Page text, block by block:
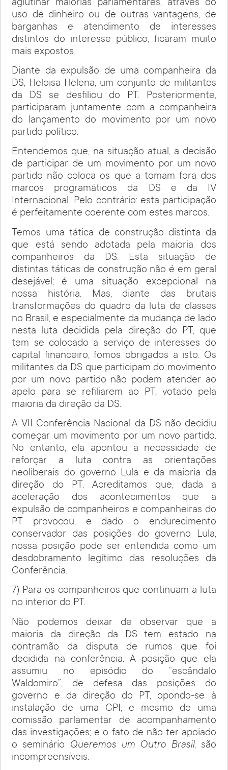
aglutinar maiorias parlamentares, através do
uso de dinheiro ou de outras vantagens, de
barganhas e atendimento de interesses
distintos do interesse público, ficaram muito
mais expostos.
Diante da expulsão de uma companheira da
DS, Heloisa Helena, um conjunto de militantes
da DS se desfiliou do PT. Posteriormente,
participaram juntamente com a companheira
do lançamento do movimento por um novo
partido político.
Entendemos que, na situação atual, a decisão
de participar de um movimento por um novo
partido não coloca os que a tomam fora dos
marcos programáticos da DS e da IV
Internacional. Pelo contrário: esta participação
é perfeitamente coerente com estes marcos.
Temos uma tática de construção distinta da
que está sendo adotada pela maioria dos
companheiros da DS. Esta situação de
distintas táticas de construção não é em geral
desejável; é uma situação excepcional na
nossa história. Mas, diante das brutais
transformações do quadro da luta de classes
no Brasil, e especialmente da mudança de lado
nesta luta decidida pela direção do PT, que
tem se colocado a serviço de interesses do
capital financeiro, fomos obrigados a isto. Os
militantes da DS que participam do movimento
por um novo partido não podem atender ao
apelo para se refiliarem ao PT, votado pela
maioria da direção da DS.
A VII Conferência Nacional da DS não decidiu
começar um movimento por um novo partido.
No entanto, ela apontou a necessidade de
reforçar a luta contra as orientações
neoliberais do governo Lula e da maioria da
direção do PT. Acreditamos que, dada a
aceleração dos acontecimentos que a
expulsão de companheiros e companheiras do
PT provocou, e dado o endurecimento
conservador das posições do governo Lula,
nossa posição pode ser entendida como um
desdobramento legítimo das resoluções da
Conferência.
7) Para os companheiros que continuam a luta
no interior do PT.
Não podemos deixar de observar que a
maioria da direção da DS tem estado na
contramão da disputa de rumos que foi
decidida na conferência. A posição que ela
assumiu no episódio do “escândalo
Waldomiro”, de defesa das posições do
governo e da direção do PT, opondo-se à
instalação de uma CPI, e mesmo de uma
comissão parlamentar de acompanhamento
das investigações; e o fato de não ter apoiado
o seminário Queremos um Outro Brasil, são
incompreensíveis.